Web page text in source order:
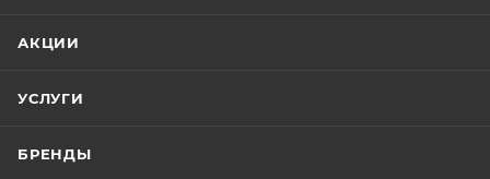
АКЦИИ
УСЛУГИ
БРЕНДЫ